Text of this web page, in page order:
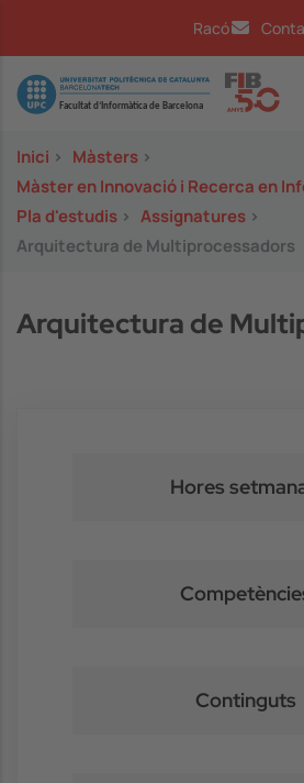
Racó
Image
Inici > Màsters >
Màster en Innovació i Recerca en
Pla d'estudis > Assignatures >
Arquitectura de Multiprocessadors
Arquitectura de
Hores
Continguts